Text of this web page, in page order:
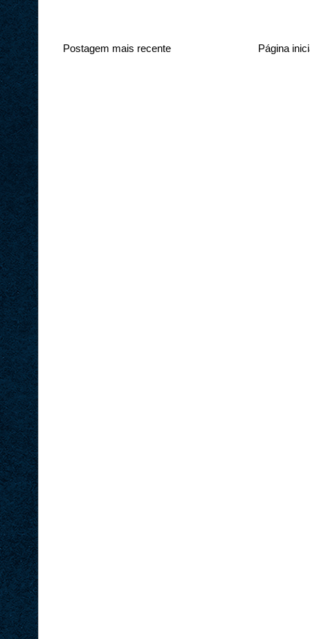
Postagem mais recente Página